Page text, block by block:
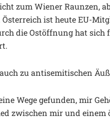
zum Wiener Raunzen,
ist heute EU-
die Ostöffnung hat
zu antisemitischen
Wege gefunden, mir
zwischen mir und einem